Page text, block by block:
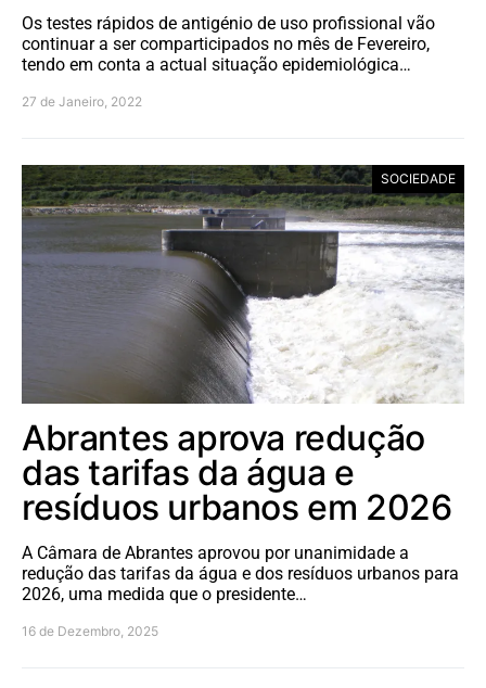
Os testes rápidos de antigénio de uso profissional vão
continuar a ser comparticipados no mês de Fevereiro,
tendo em conta a actual situação epidemiológica…
27 de Janeiro, 2022
SOCIEDADE
Abrantes aprova redução
das tarifas da água e
resíduos urbanos em 2026
A Câmara de Abrantes aprovou por unanimidade a
redução das tarifas da água e dos resíduos urbanos para
2026, uma medida que o presidente…
16 de Dezembro, 2025